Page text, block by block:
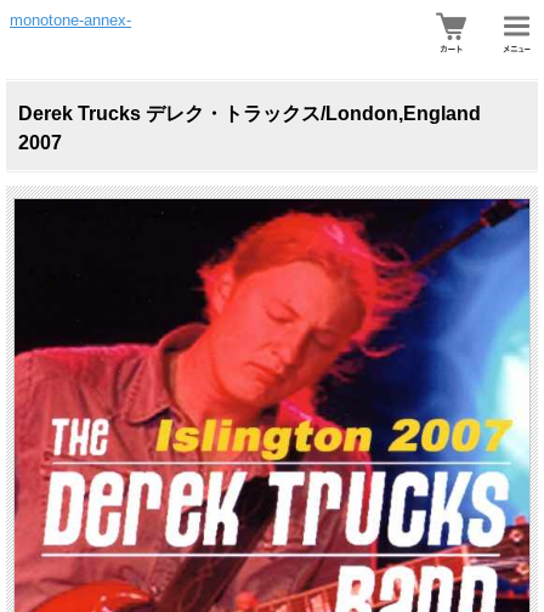
monotone-annex-
Derek Trucks デレク・トラックス/London,England
2007